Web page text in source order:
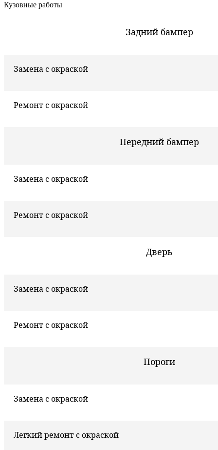
Кузовные работы
Задний бампер
Замена с окраской
Ремонт с окраской
Передний бампер
Замена с окраской
Ремонт с окраской
Дверь
Замена с окраской
Ремонт с окраской
Пороги
Замена с окраской
Легкий ремонт с окраской